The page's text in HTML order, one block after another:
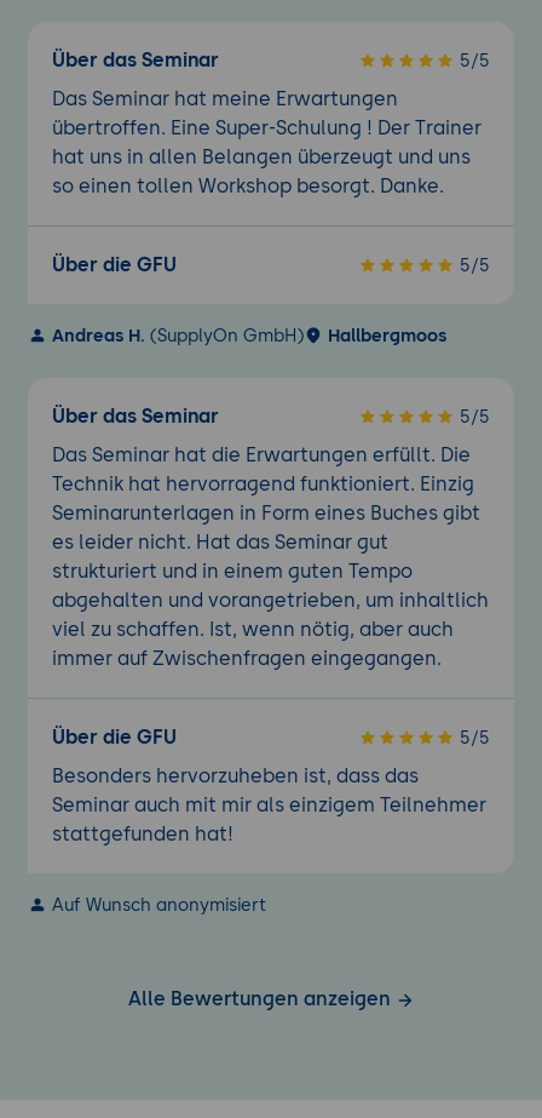
Über das Seminar 5/5
Das Seminar hat meine Erwartungen
übertroffen. Eine Super-Schulung ! Der Trainer
hat uns in allen Belangen überzeugt und uns
so einen tollen Workshop besorgt. Danke.
Über die GFU 5/5
Andreas H. (SupplyOn GmbH) Hallbergmoos
Über das Seminar 5/5
Das Seminar hat die Erwartungen erfüllt. Die
Technik hat hervorragend funktioniert. Einzig
Seminarunterlagen in Form eines Buches gibt
es leider nicht. Hat das Seminar gut
strukturiert und in einem guten Tempo
abgehalten und vorangetrieben, um inhaltlich
viel zu schaffen. Ist, wenn nötig, aber auch
immer auf Zwischenfragen eingegangen.
Über die GFU 5/5
Besonders hervorzuheben ist, dass das
Seminar auch mit mir als einzigem Teilnehmer
stattgefunden hat!
Auf Wunsch anonymisiert
Alle Bewertungen anzeigen